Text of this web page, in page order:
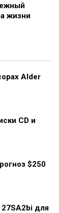
жизни
Alder
CD и
$250
для